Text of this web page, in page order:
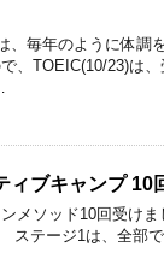
、毎年のように体調
、TOEIC(10/23)は
ィブキャンプ 10
メソッド10回受け
ステージ1は、全部